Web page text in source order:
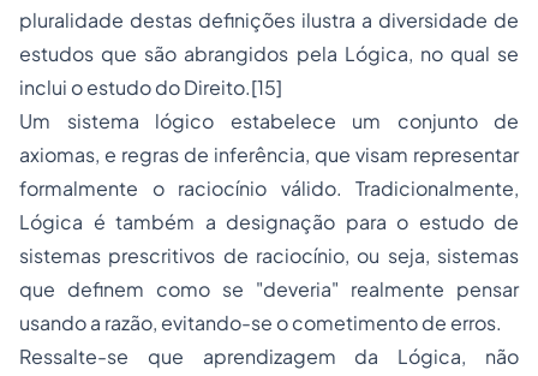
pluralidade destas definições ilustra a diversidade de
estudos que são abrangidos pela Lógica, no qual se
inclui o estudo do Direito.[15]
Um sistema lógico estabelece um conjunto de
axiomas, e regras de inferência, que visam representar
formalmente o raciocínio válido. Tradicionalmente,
Lógica é também a designação para o estudo de
sistemas prescritivos de raciocínio, ou seja, sistemas
que definem como se "deveria" realmente pensar
usando a razão, evitando-se o cometimento de erros.
Ressalte-se que aprendizagem da Lógica, não